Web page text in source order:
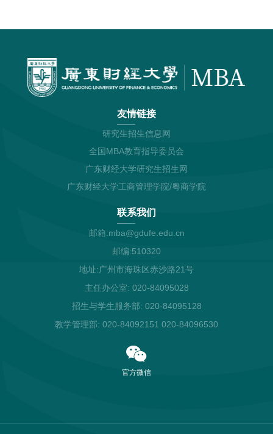
友情链接
研究生招生信息网
全国MBA教育指导委员会
广东财经大学研究生招生网
广东财经大学工商管理学院/粤商学院
联系我们
邮箱:mba@gdufe.edu.cn
邮编:510320
地址:广州市海珠区赤沙路21号
主任办公室: 020-84095028
招生与学生服务部: 020-84095128
教学管理部: 020-84092151 020-84096530
官方微信